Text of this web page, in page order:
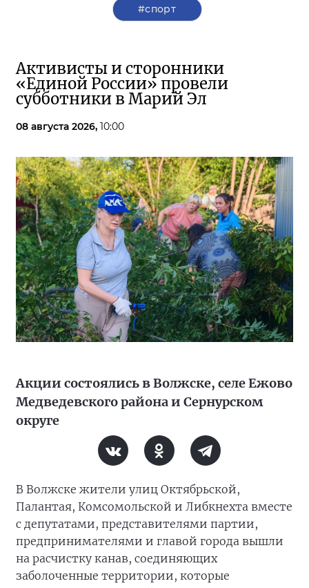
#спорт
Активисты и сторонники
«Единой России» провели
субботники в Марий Эл
08 августа 2026, 10:00
Акции состоялись в Волжске, селе Ежово
Медведевского района и Сернурском
округе
В Волжске жители улиц Октябрьской,
Палантая, Комсомольской и Либкнехта вместе
с депутатами, представителями партии,
предпринимателями и главой города вышли
на расчистку канав, соединяющих
заболоченные территории, которые